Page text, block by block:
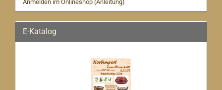
Anmelden im Onlineshop (Anleitung)
E-Katalog